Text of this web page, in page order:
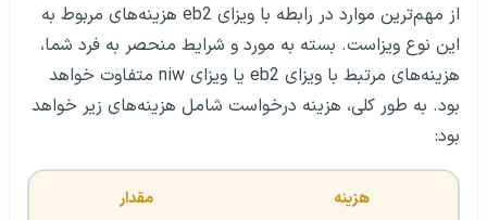
از مهم‌ترین موارد در رابطه با ویزای eb2 هزینه‌های مربوط به
این نوع ویزاست. بسته به مورد و شرایط منحصر به فرد شما،
هزینه‌های مرتبط با ویزای eb2 یا ویزای niw متفاوت خواهد
بود. به طور کلی، هزینه درخواست شامل هزینه‌های زیر خواهد
بود:
هزینه مقدار